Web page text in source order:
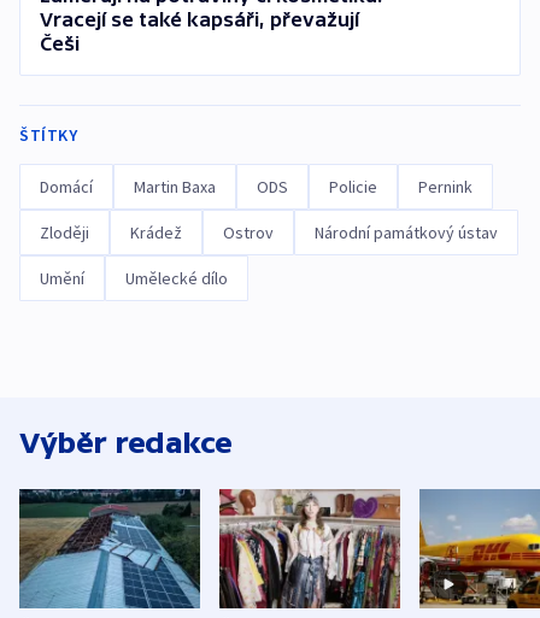
Vracejí se také kapsáři, převažují
Češi
ŠTÍTKY
Domácí Martin Baxa ODS Policie Pernink
Zloději Krádež Ostrov Národní památkový ústav
Umění Umělecké dílo
Výběr redakce